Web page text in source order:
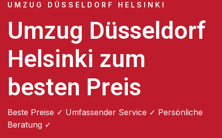
UMZUG DÜSSELDORF HELSINKI
Umzug Düsseldorf
Helsinki zum
besten Preis
Beste Preise ✓ Umfassender Service ✓ Persönliche
Beratung ✓